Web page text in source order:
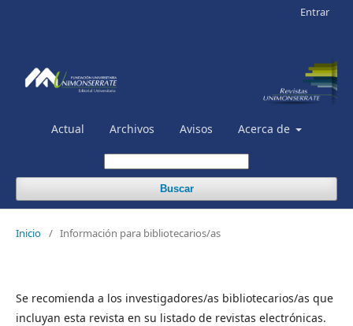
Actual Archivos Avisos Acerca de
Buscar
Entrar
Inicio / Información para bibliotecarios/as
Se recomienda a los investigadores/as bibliotecarios/as que
incluyan esta revista en su listado de revistas electrónicas.